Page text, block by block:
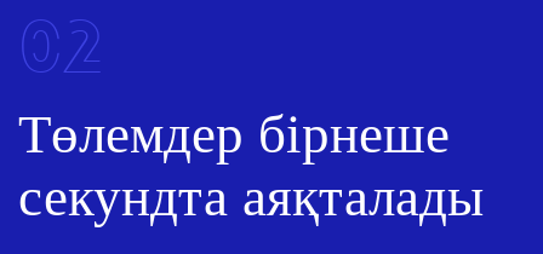
02
Төлемдер бірнеше
секундта аяқталады